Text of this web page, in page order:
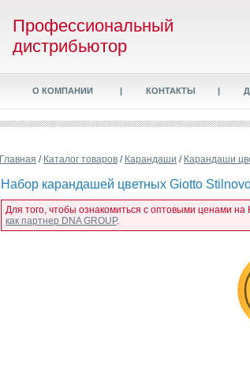
Профессиональный
дистрибьютор
О КОМПАНИИ | КОНТАКТЫ |
Главная / Каталог товаров / Карандаши / Карандаши
Набор карандашей цветных Giotto
Для того, чтобы ознакомиться с оптовыми ценами
как партнер DNA GROUP.